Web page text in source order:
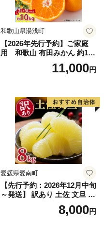
和歌山県湯浅町
【2026年先行予約】ご家庭
用 和歌山 有田みかん 約10k
g (2L、3Lサイズ)【湯浅町】
11,000円
愛媛県愛南町
【先行予約：2026年12月中旬
～発送】 訳あり 土佐 文旦 8k
g (Mサイズ以上サイズミック
ス) 8000円 わけあり ぶんた
8,000円